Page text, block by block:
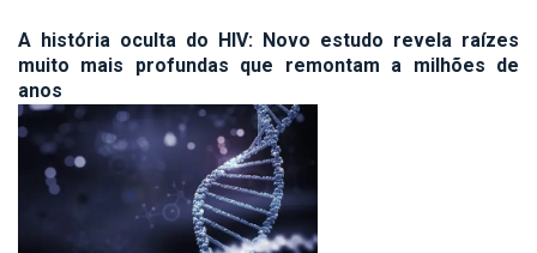
A história oculta do HIV: Novo estudo revela raízes
muito mais profundas que remontam a milhões de
anos